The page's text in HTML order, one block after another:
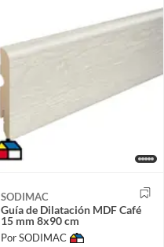
SODIMAC
Guía de Dilatación MDF Café
15 mm 8x90 cm
Por SODIMAC